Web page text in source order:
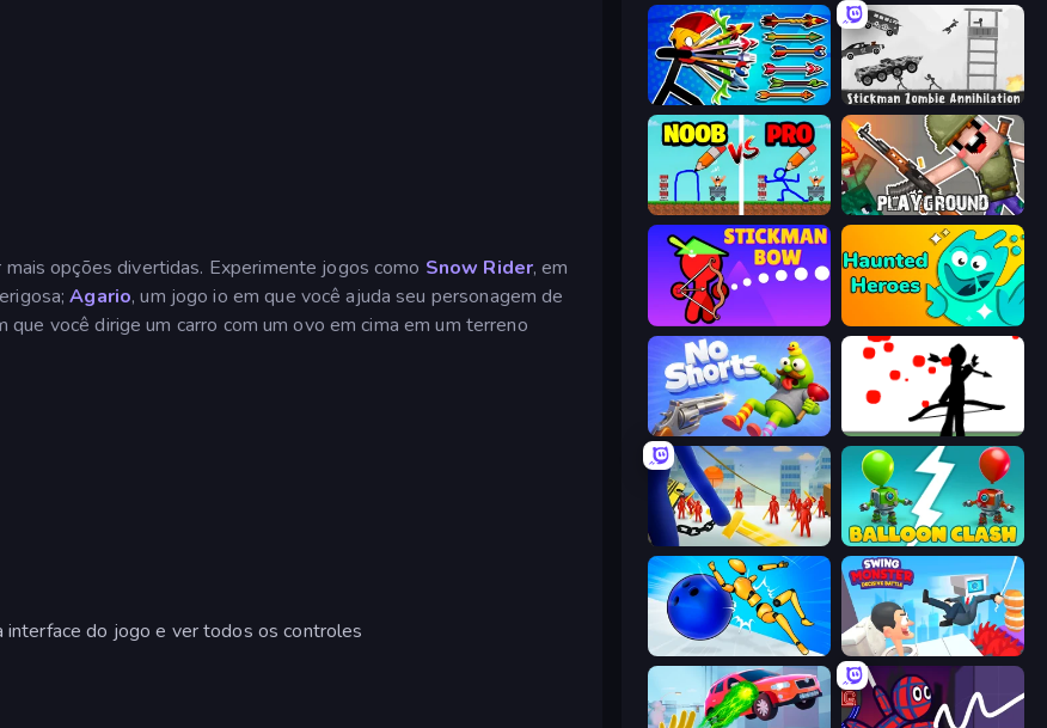
opções divertidas. Experimente jogos como Snow Rider, em
Agario, um jogo io em que você ajuda seu personagem de
que você dirige um carro com um ovo em cima em um terreno
do jogo e ver todos os controles
Archer Ragdoll Masters Stickman Zombie Annihilation
DOP Noob: Draw to Save Playground
Stickman Bow Haunted Heroes
No Shorts Bowman
Slasher Balloon Clash
Playground Man! Ragdoll Show! Swing Monster: Decisive Battle